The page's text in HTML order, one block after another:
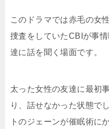
このドラマでは赤毛の女
捜査をしていたCBIが事
達に話を聞く場面です。
太った女性の友達に最初
り、話せなかった状態で
トのジェーンが催眠術に